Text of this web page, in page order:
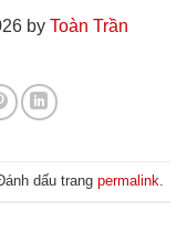
by Toàn Trần
dấu trang permalink